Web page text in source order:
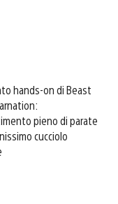
hands-on di Beast
pieno di parate
cucciolo